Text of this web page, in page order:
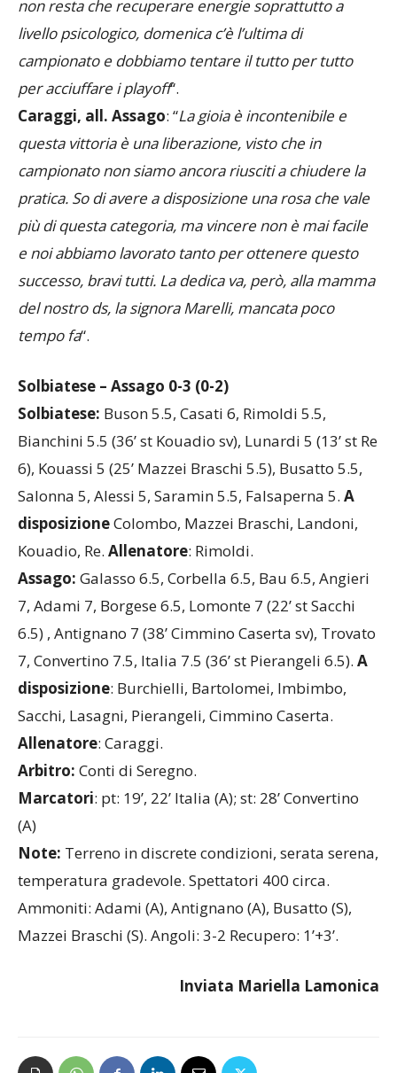
e ciò che abbiamo fatto per essere qui stasera. Ora
non resta che recuperare energie soprattutto a
livello psicologico, domenica c’è l’ultima di
campionato e dobbiamo tentare il tutto per tutto
per acciuffare i playoff “.
Caraggi, all. Assago: “La gioia è incontenibile e
questa vittoria è una liberazione, visto che in
campionato non siamo ancora riusciti a chiudere la
pratica. So di avere a disposizione una rosa che vale
più di questa categoria, ma vincere non è mai facile
e noi abbiamo lavorato tanto per ottenere questo
successo, bravi tutti. La dedica va, però, alla mamma
del nostro ds, la signora Marelli, mancata poco
Solbiatese – Assago 0-3 (0-2)
Solbiatese:Buson 5.5, Casati 6, Rimoldi 5.5,
Bianchini 5.5 (36’ st Kouadio sv), Lunardi 5 (13’ st Re
6), Kouassi 5 (25’ Mazzei Braschi 5.5), Busatto 5.5,
Salonna 5, Alessi 5, Saramin 5.5, Falsaperna 5.A
disposizioneColombo, Mazzei Braschi, Landoni,
Kouadio, Re.Allenatore: Rimoldi.
Assago: Galasso 6.5, Corbella 6.5, Bau 6.5, Angieri
7, Adami 7, Borgese 6.5, Lomonte 7 (22’ st Sacchi
6.5) , Antignano 7 (38’ Cimmino Caserta sv), Trovato
7, Convertino 7.5, Italia 7.5 (36’ st Pierangeli 6.5).
disposizione: Burchielli, Bartolomei, Imbimbo,
Sacchi, Lasagni, Pierangeli, Cimmino Caserta.
Allenatore: Caraggi.
Arbitro:Conti di Seregno.
Marcatori
(A)
Note:Terreno in discrete condizioni, serata serena,
temperatura gradevole. Spettatori 400 circa.
Ammoniti: Adami (A), Antignano (A), Busatto (S),